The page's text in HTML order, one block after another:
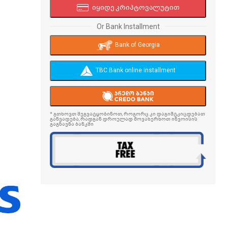
იყიდე კრიპტოვალუტით
Or Bank Installment
Bank of Georgia
TBC Bank online installment
* გთხოვთ შეგვატყობინოთ, როგორც კი დაგიმტკიცდებათ
განვადება, რადგან დროულად მოვახერხოთ ინვოისის
გაგზავნა ბანკში